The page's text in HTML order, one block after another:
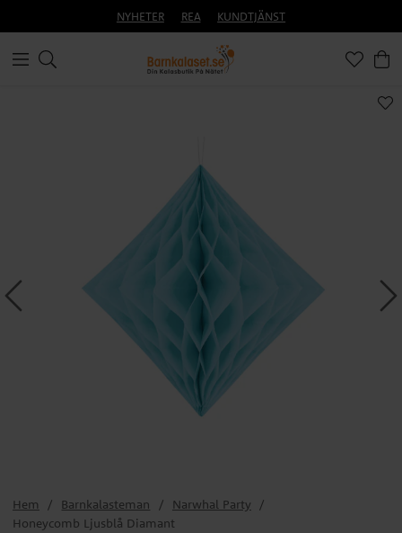
NYHETER REA KUNDTJÄNST
Hem Barnkalasteman
Narwhal Party
Honeycomb Ljusblå Diamant